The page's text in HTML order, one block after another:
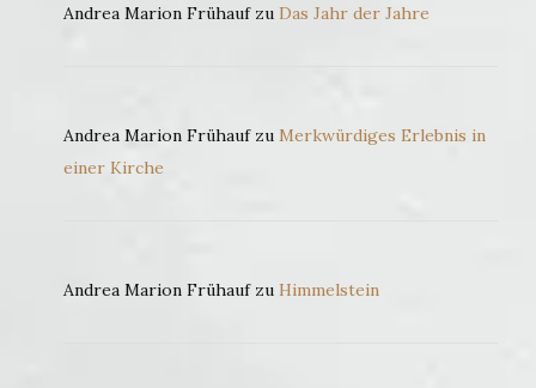
Andrea Marion Frühaufzu Das Jahr der Jahre
Andrea Marion Frühaufzu Merkwürdiges Erlebnis in
einer Kirche
Andrea Marion Frühaufzu Himmelstein